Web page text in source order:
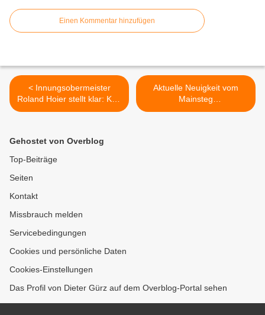
Einen Kommentar hinzufügen
< Innungsobermeister
Roland Hoier stellt klar: Kfz-
Werkstätten sind geöffnet –
Aktuelle Neuigkeit vom
Mainsteg
Veitshöchheim/Margetshöc
Gehostet von Overblog
Top-Beiträge
Seiten
Kontakt
Missbrauch melden
Servicebedingungen
Cookies und persönliche Daten
Cookies-Einstellungen
Das Profil von Dieter Gürz auf dem Overblog-Portal sehen